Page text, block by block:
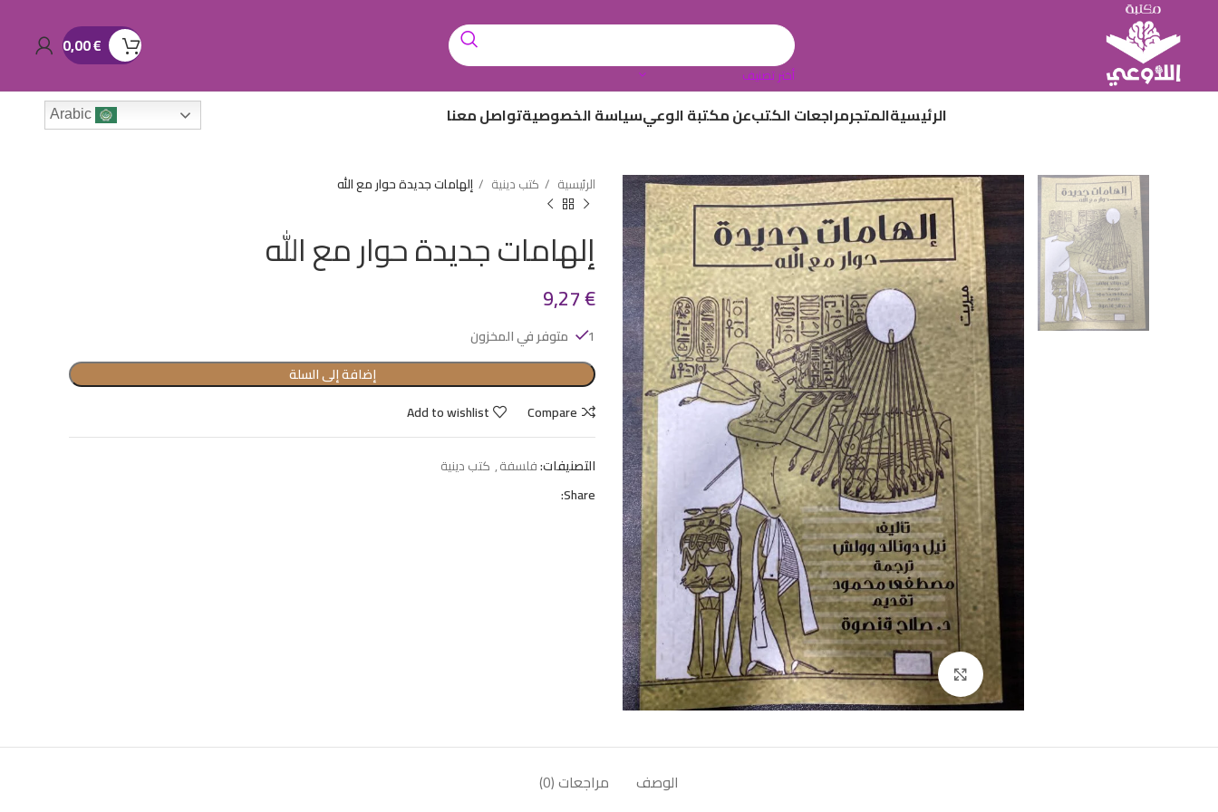
أختر تصنيف
0,00€
الرئيسيةالمتجرمراجعات الكتبعن مكتبة الوعيسياسة الخصوصيةتواصل معنا Arabic
Click to enlarge
الرئيسية كتب دينية إلهامات جديدة حوار مع الله
إلهامات جديدة حوار مع الله
9,27€
1 متوفر في المخزون
إضافة إلى السلة
Compare
Add to wishlist
التصنيفات:فلسفة, كتب دينية
Share:
الوصف مراجعات (0)